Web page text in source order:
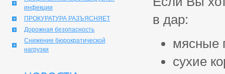
инфекции
ПРОКУРАТУРА РАЗЪЯСНЯЕТ
Дорожная безопасность
Снижение бюрократической
нагрузки
в дар:
мясные
сухие